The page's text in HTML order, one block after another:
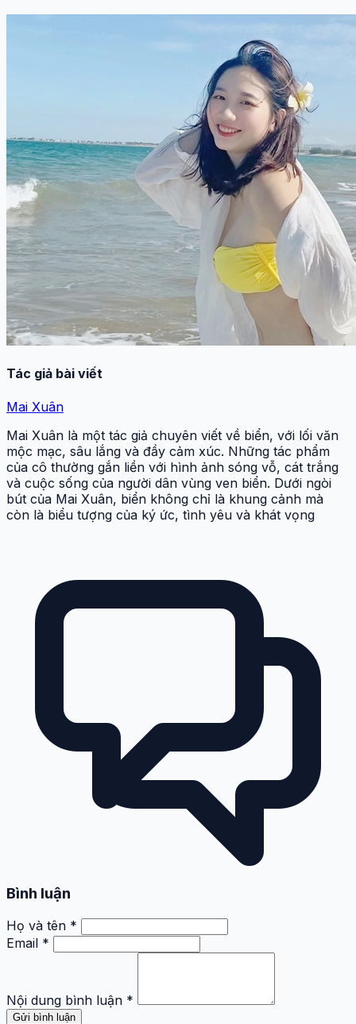
Tác giả bài viết
Mai Xuân
Mai Xuân là một tác giả chuyên viết về biển, với lối văn
mộc mạc, sâu lắng và đầy cảm xúc. Những tác phẩm
của cô thường gắn liền với hình ảnh sóng vỗ, cát trắng
và cuộc sống của người dân vùng ven biển. Dưới ngòi
bút của Mai Xuân, biển không chỉ là khung cảnh mà
còn là biểu tượng của ký ức, tình yêu và khát vọng
Bình luận
Họ và tên *
Email *
Nội dung bình luận *
Gửi bình luận